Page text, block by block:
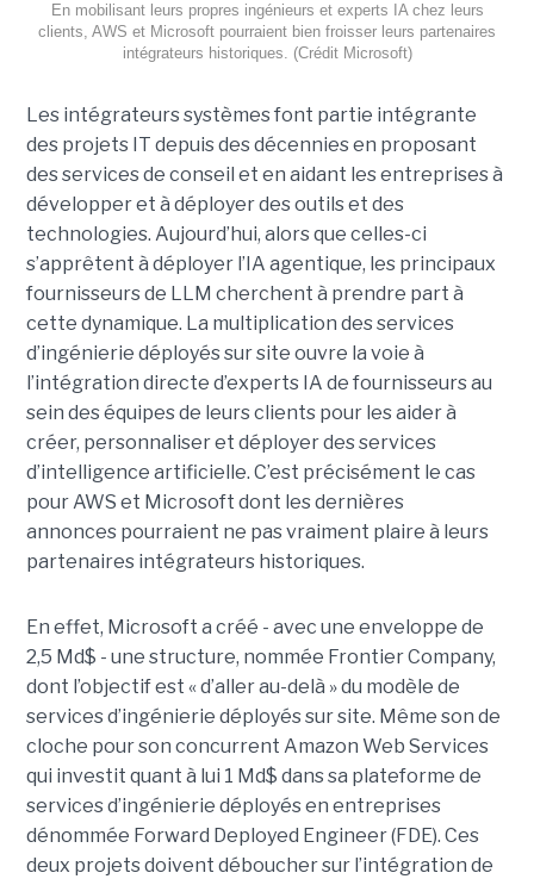
En mobilisant leurs propres ingénieurs et experts IA chez leurs
clients, AWS et Microsoft pourraient bien froisser leurs partenaires
intégrateurs historiques. (Crédit Microsoft)
Les intégrateurs systèmes font partie intégrante
des projets IT depuis des décennies en proposant
des services de conseil et en aidant les entreprises à
développer et à déployer des outils et des
technologies. Aujourd’hui, alors que celles-ci
s’apprêtent à déployer l’IA agentique, les principaux
fournisseurs de LLM cherchent à prendre part à
cette dynamique. La multiplication des services
d’ingénierie déployés sur site ouvre la voie à
l’intégration directe d’experts IA de fournisseurs au
sein des équipes de leurs clients pour les aider à
créer, personnaliser et déployer des services
d’intelligence artificielle. C’est précisément le cas
pour AWS et Microsoft dont les dernières
annonces pourraient ne pas vraiment plaire à leurs
partenaires intégrateurs historiques.
En effet, Microsoft a créé - avec une enveloppe de
2,5 Md$ - une structure, nommée Frontier Company,
dont l’objectif est « d’aller au-delà » du modèle de
services d’ingénierie déployés sur site. Même son de
cloche pour son concurrent Amazon Web Services
qui investit quant à lui 1 Md$ dans sa plateforme de
services d’ingénierie déployés en entreprises
dénommée Forward Deployed Engineer (FDE). Ces
deux projets doivent déboucher sur l’intégration de